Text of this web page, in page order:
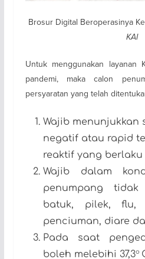
Brosur Digital Beroperasinya
KAI
Untuk menggunakan layanan
pandemi, maka calon
persyaratan yang telah
Wajib menunjukkan
negatif atau rapid
reaktif yang berlaku
Wajib dalam
penumpang
batuk, pilek, flu,
penciuman, diare
Pada saat
boleh melebihi 37,3o